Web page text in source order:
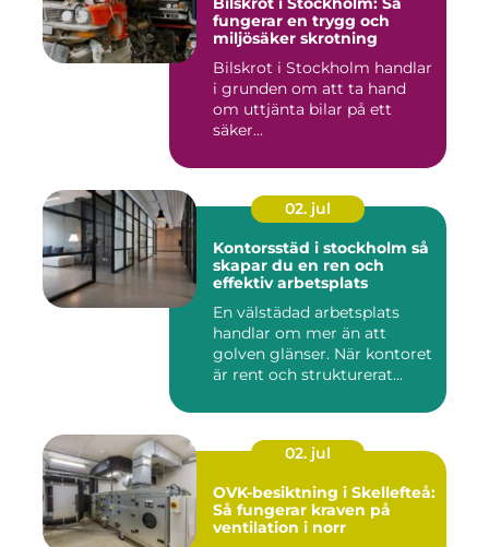
fungerar en trygg och
miljösäker skrotning
Bilskrot i Stockholm handlar
i grunden om att ta hand
om uttjänta bilar på ett
säker...
02. jul
Kontorsstäd i stockholm så
skapar du en ren och
effektiv arbetsplats
En välstädad arbetsplats
handlar om mer än att
golven glänser. När kontoret
är rent och strukturerat...
02. jul
OVK-besiktning i Skellefteå:
Så fungerar kraven på
ventilation i norr